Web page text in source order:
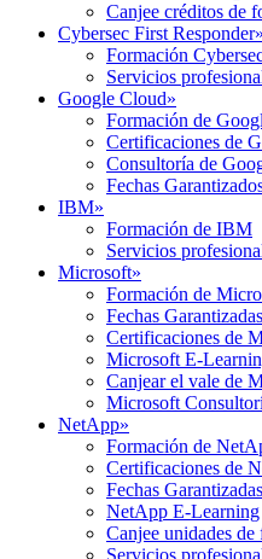
Canjee créditos de
Cybersec First Responder»
Formación
Servicios
Google Cloud»
Formación de
Certificaciones de
Consultoría de
Fechas
IBM»
Formación de IBM
Servicios
Microsoft»
Formación de
Fechas Garantizadas
Certificaciones de
Microsoft E-
Canjear el vale de
Microsoft
NetApp»
Formación de
Certificaciones de
Fechas Garantizadas
NetApp E-Learning
Canjee unidades
Servicios